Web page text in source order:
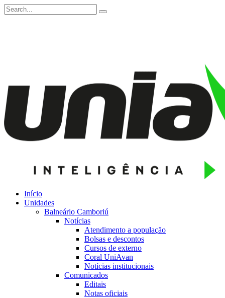
Início
Unidades
Balneário Camboriú
Notícias
Atendimento a população
Bolsas e descontos
Cursos de externo
Coral UniAvan
Notícias institucionais
Comunicados
Editais
Notas oficiais